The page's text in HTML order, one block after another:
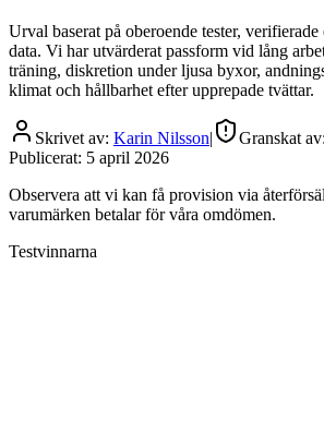
Urval baserat på oberoende tester,
data. Vi har utvärderat passform vid lång
träning, diskretion under ljusa byxor,
klimat och hållbarhet efter upprepade tvättar.
Skrivet av: Karin Nilsson| Granskat av:
Publicerat: 5 april 2026
Observera att vi kan få provision via
varumärken betalar för våra omdömen.
Testvinnarna